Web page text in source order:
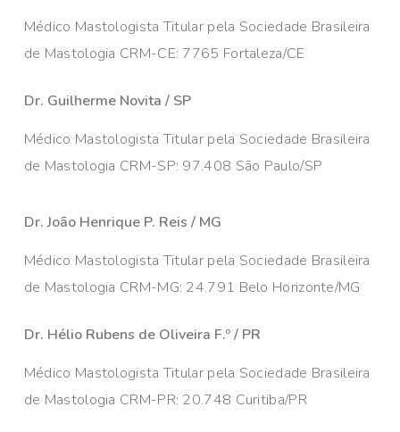
Médico Mastologista Titular pela Sociedade Brasileira
de Mastologia CRM-CE: 7765 Fortaleza/CE
Dr. Guilherme Novita / SP
Médico Mastologista Titular pela Sociedade Brasileira
de Mastologia CRM-SP: 97.408 São Paulo/SP
Dr. João Henrique P. Reis / MG
Médico Mastologista Titular pela Sociedade Brasileira
de Mastologia CRM-MG: 24.791 Belo Horizonte/MG
Dr. Hélio Rubens de Oliveira F.º / PR
Médico Mastologista Titular pela Sociedade Brasileira
de Mastologia CRM-PR: 20.748 Curitiba/PR